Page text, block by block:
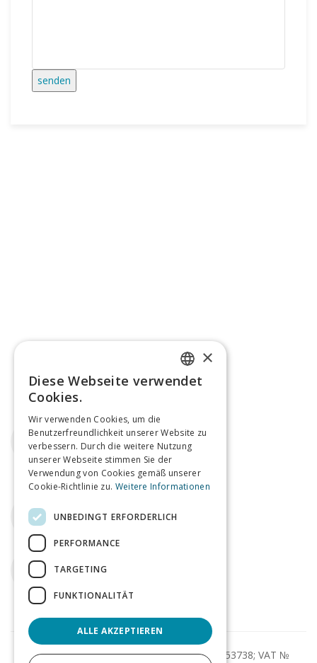
Email
agents@tagmin.co.uk
© Tagmin Ltd 2013-2026; Company № 08753738; VAT №
ENGLISH
×
Diese Webseite verwendet
Cookies.
Wir verwenden Cookies, um die
Benutzerfreundlichkeit unserer Website zu
verbessern. Durch die weitere Nutzung
unserer Webseite stimmen Sie der
Verwendung von Cookies gemäß unserer
Cookie-Richtlinie zu. Weitere Informationen
UNBEDINGT ERFORDERLICH
PERFORMANCE
TARGETING
FUNKTIONALITÄT
ALLE AKZEPTIEREN